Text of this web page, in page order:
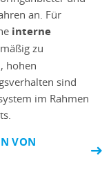
an. Für
interne
zu
hohen
sind
im Rahmen
VON